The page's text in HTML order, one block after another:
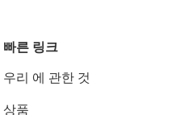
빠른 링크
우리 에 관한 것
상품